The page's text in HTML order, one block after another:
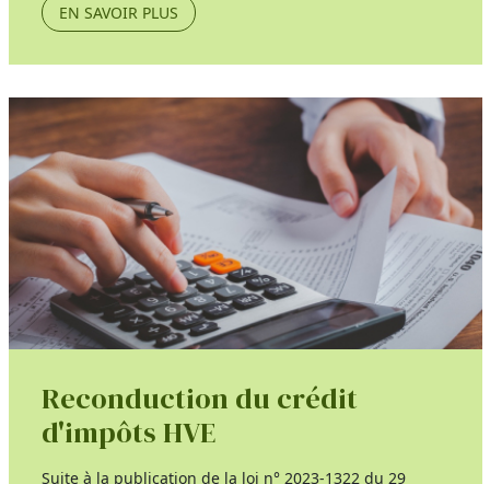
EN SAVOIR PLUS
Reconduction du crédit
d'impôts HVE
Suite à la publication de la loi n° 2023-1322 du 29